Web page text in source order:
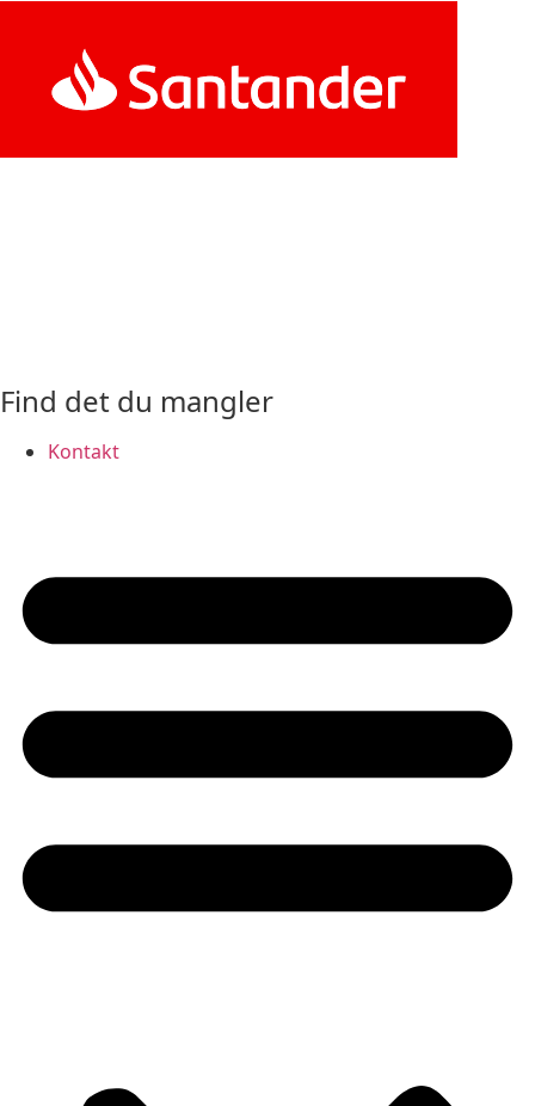
Find det du mangler
Kontakt